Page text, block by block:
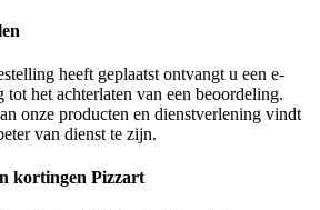
heeft geplaatst ontvangt u een e-
het achterlaten van een beoordeling.
onze producten en dienstverlening vindt
van dienst te zijn.
kortingen Pizzart